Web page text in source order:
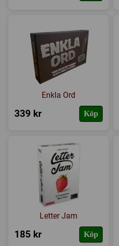
Enkla Ord
339 kr Köp
Letter Jam
185 kr Köp